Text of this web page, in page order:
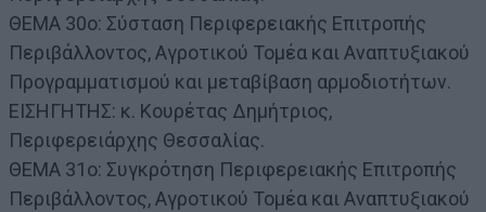
ΘΕΜΑ 30ο: Σύσταση Περιφερειακής Επιτροπής
Περιβάλλοντος, Αγροτικού Τομέα και Αναπτυξιακού
Προγραμματισμού και μεταβίβαση αρμοδιοτήτων.
ΕΙΣΗΓΗΤΗΣ: κ. Κουρέτας Δημήτριος,
Περιφερειάρχης Θεσσαλίας.
ΘΕΜΑ 31ο: Συγκρότηση Περιφερειακής Επιτροπής
Περιβάλλοντος, Αγροτικού Τομέα και Αναπτυξιακού